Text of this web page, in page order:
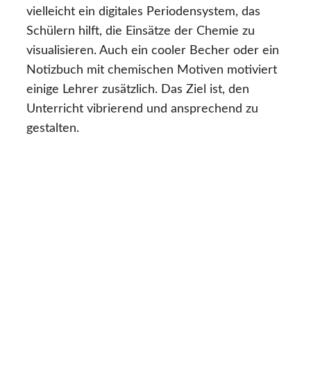
vielleicht ein digitales Periodensystem, das
Schülern hilft, die Einsätze der Chemie zu
visualisieren. Auch ein cooler Becher oder ein
Notizbuch mit chemischen Motiven motiviert
einige Lehrer zusätzlich. Das Ziel ist, den
Unterricht vibrierend und ansprechend zu
gestalten.